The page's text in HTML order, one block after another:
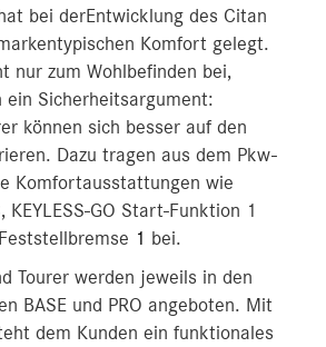
bei derEntwicklung des Citan
Komfort gelegt.
nur zum Wohlbefinden bei,
ein Sicherheitsargument:
können sich besser auf den
Dazu tragen aus dem Pkw-
Komfortausstattungen wie
KEYLESS-GO Start-Funktion 1
1
bei.
Tourer werden jeweils in den
BASE und PRO angeboten. Mit
dem Kunden ein funktionales